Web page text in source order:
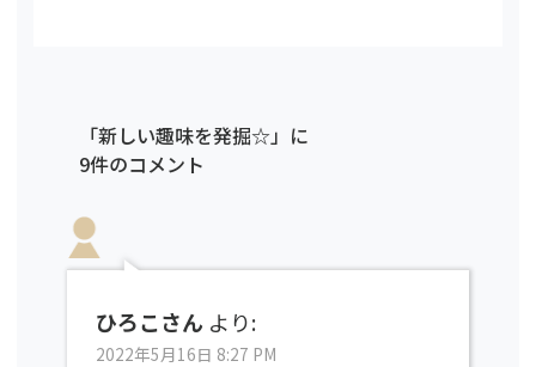
「新しい趣味を発掘☆」に
9件のコメント
ひろこさん より:
2022年5月16日 8:27 PM